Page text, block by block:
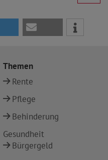
Themen
Rente
Pflege
Behinderung
Gesundheit
Bürgergeld